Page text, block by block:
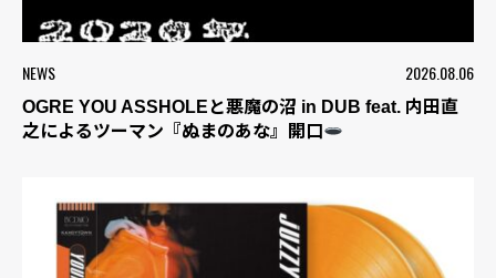
NEWS 2026.08.06
OGRE YOU ASSHOLEと悪魔の沼 in DUB feat. 内田直
之によるツーマン『ぬまのあな』開口